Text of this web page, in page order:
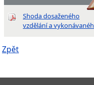
Shoda dosaženého
vzdělání a
Zpět